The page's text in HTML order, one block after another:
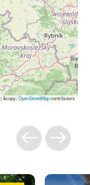
|&copy;OpenStreetMapcontributors